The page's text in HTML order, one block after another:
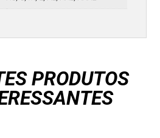
PRODUTOS